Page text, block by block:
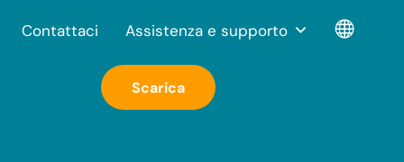
Scarica
Contattaci Assistenza e supporto